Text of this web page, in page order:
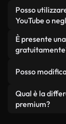
come LCP.
secondi un
i nostri
Non è
Tutti i video
senza citare
gradito.
Posso
YouTube o
Sì. Tutti i
in video
condizione
È presente
reali o
filigrane.
all'uso.
Posso
Sì. Siete
nostri video.
Qual è la
premium?